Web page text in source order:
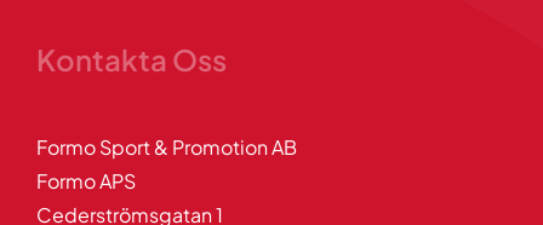
Kontakta Oss
Formo Sport & Promotion AB
Formo APS
Cederströmsgatan 1